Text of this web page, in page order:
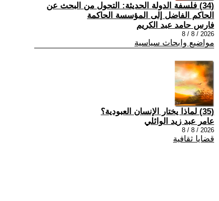
(34) فلسفة الدولة الحديثة: التحول من البحث عن
الحاكم الفاضل إلى المؤسسة الحاكمة
فارس حامد عبد الكريم
2026 / 8 / 8
مواضيع وابحاث سياسية
(35) لماذا يختار الإنسان العبودية؟
عامر عبد زيد الوائلي
2026 / 8 / 8
قضايا ثقافية